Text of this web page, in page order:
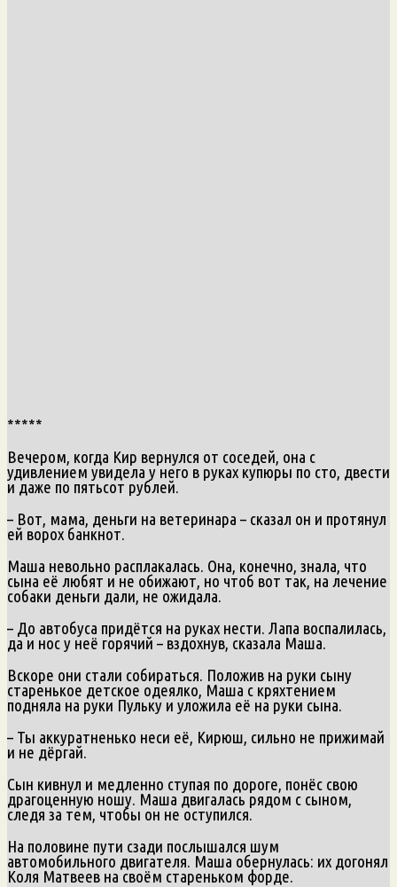
*****
Вечером, когда Кир вернулся от соседей, она с
удивлением увидела у него в руках купюры по сто, двести
и даже по пятьсот рублей.
– Вот, мама, деньги на ветеринара – сказал он и протянул
ей ворох банкнот.
Маша невольно расплакалась. Она, конечно, знала, что
сына её любят и не обижают, но чтоб вот так, на лечение
собаки деньги дали, не ожидала.
– До автобуса придётся на руках нести. Лапа воспалилась,
да и нос у неё горячий – вздохнув, сказала Маша.
Вскоре они стали собираться. Положив на руки сыну
старенькое детское одеялко, Маша с кряхтением
подняла на руки Пульку и уложила её на руки сына.
– Ты аккуратненько неси её, Кирюш, сильно не прижимай
и не дёргай.
Сын кивнул и медленно ступая по дороге, понёс свою
драгоценную ношу. Маша двигалась рядом с сыном,
следя за тем, чтобы он не оступился.
На половине пути сзади послышался шум
автомобильного двигателя. Маша обернулась: их догонял
Коля Матвеев на своём стареньком форде.